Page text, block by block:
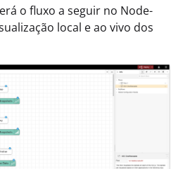
o fluxo a seguir no Node-
local e ao vivo dos